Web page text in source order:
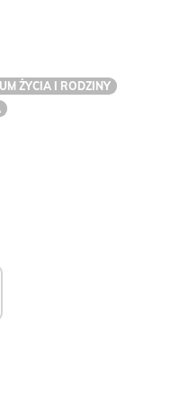
ŻYCIA I RODZINY